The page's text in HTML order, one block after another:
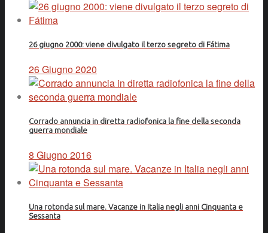
26 giugno 2000: viene divulgato il terzo segreto di Fátima
26 Giugno 2020
Corrado annuncia in diretta radiofonica la fine della seconda
guerra mondiale
8 Giugno 2016
Una rotonda sul mare. Vacanze in Italia negli anni Cinquanta e
Sessanta